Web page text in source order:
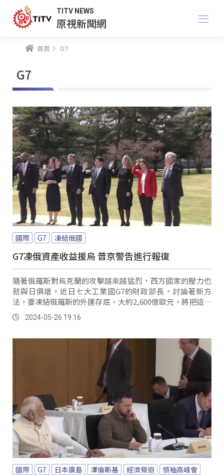
TITV NEWS
原視新聞網
首頁 G7
G7
國際 G7 凍結俄國
G7凍俄資產收益援烏 普京警告進行報復
隨著俄羅斯對烏克蘭的攻擊越來越猛烈，西方國家的壓力也
就與日俱增，近日七大工業國G7的財政部長，討論著新方
法，要凍結俄羅斯的外匯存底，大約2,600億歐元，將把這些
錢，轉化為支援抵擋俄軍近逼的基輔當局。
2024-05-26 19:16
國際 G7 日本廣島 澤倫斯基 經濟脅迫 領袖高峰會